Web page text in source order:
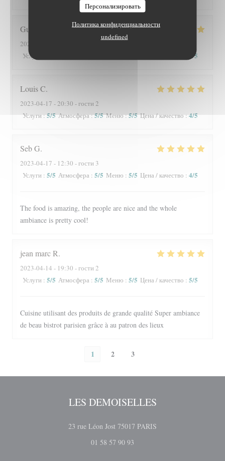
Персонализировать
Политика конфиденциальности
undefined
Guylaine
2023-04-18
Услуги
/5
LouisC
2023-04-17 - 20:30 - гости 2
Услуги:5/5 Атмосфера:5/5 Меню:5/5 Цена / качество : 4/5
SebG
2023-04-17 - 12:30 - гости 3
Услуги : 5/5 Атмосфера : 5/5 Меню : 5/5 Цена / качество : 4/5
The food is amazing, the people are nice and the whole
ambiance is pretty cool!
jean marcR
2023-04-14 - 19:30 - гости 2
Услуги : 5/5 Атмосфера : 5/5 Меню : 5/5 Цена / качество : 5/5
Cuisine utilisant des produits de grande qualité Super ambiance
de beau bistrot parisien grâce à au patron des lieux
1 2 3
LES DEMOISELLES
23 rue Léon Jost 75017 PARIS
01 58 57 90 93